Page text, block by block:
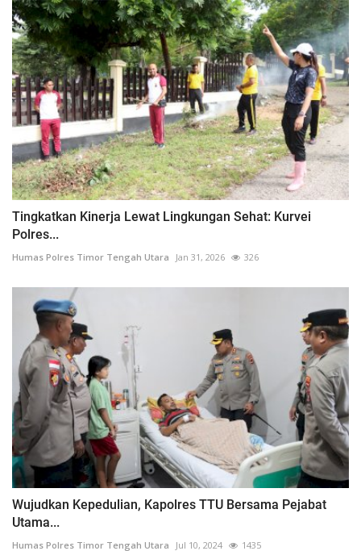
Tingkatkan Kinerja Lewat Lingkungan Sehat: Kurvei
Polres...
Humas Polres Timor Tengah Utara Jan 31, 2026 326
Wujudkan Kepedulian, Kapolres TTU Bersama Pejabat
Utama...
Humas Polres Timor Tengah Utara Jul 10, 2024 1435